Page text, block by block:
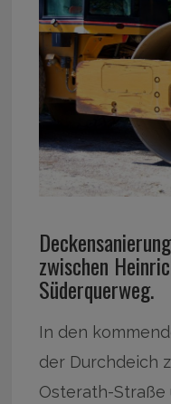
zwischen
Süderquerweg.
In den
der Durchdeich
Osterath-Straße